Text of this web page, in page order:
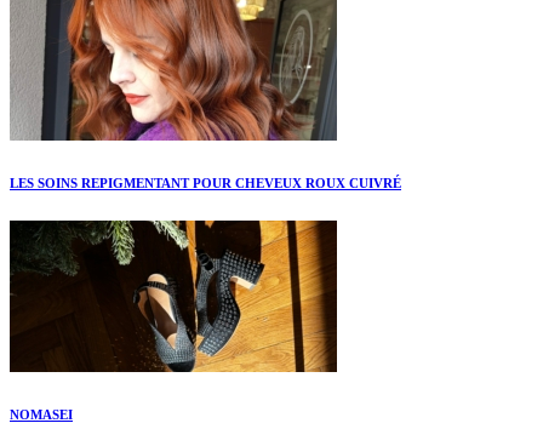
LES SOINS REPIGMENTANT POUR CHEVEUX ROUX CUIVRÉ
NOMASEI